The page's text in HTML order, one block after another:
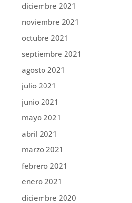
diciembre 2021
noviembre 2021
octubre 2021
septiembre 2021
agosto 2021
julio 2021
junio 2021
mayo 2021
abril 2021
marzo 2021
febrero 2021
enero 2021
diciembre 2020